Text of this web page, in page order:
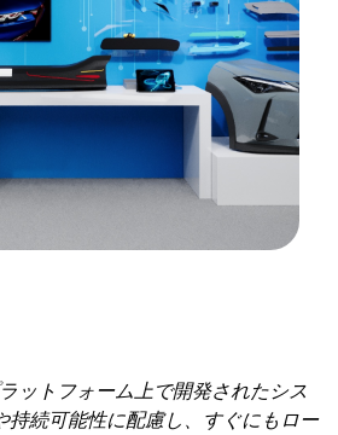
ットフォーム上で開発されたシス
持続可能性に配慮し、すぐにもロー